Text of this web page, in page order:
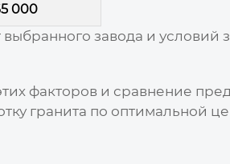
000
выбранного завода и условий
факторов и сравнение
гранита по оптимальной